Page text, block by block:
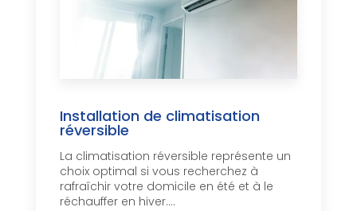
Installation de climatisation
réversible
La climatisation réversible représente un
choix optimal si vous recherchez à
rafraîchir votre domicile en été et à le
réchauffer en hiver....